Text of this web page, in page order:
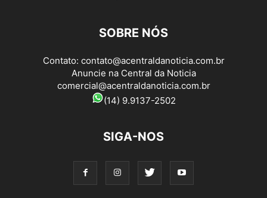
SOBRE NÓS
Contato: contato@acentraldanoticia.com.br
Anuncie na Central da Noticia
comercial@acentraldanoticia.com.br
(14) 9.9137-2502
SIGA-NOS